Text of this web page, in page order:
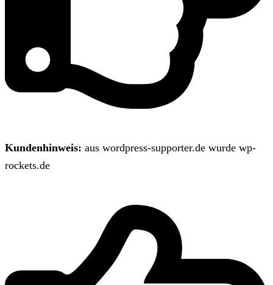
Kundenhinweis: aus wordpress-supporter.de wurde wp-
rockets.de